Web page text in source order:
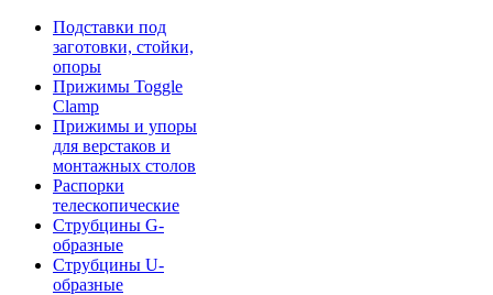
Подставки под
заготовки, стойки,
опоры
Прижимы Toggle
Clamp
Прижимы и упоры
для верстаков и
монтажных столов
Распорки
телескопические
Струбцины G-
образные
Струбцины U-
образные